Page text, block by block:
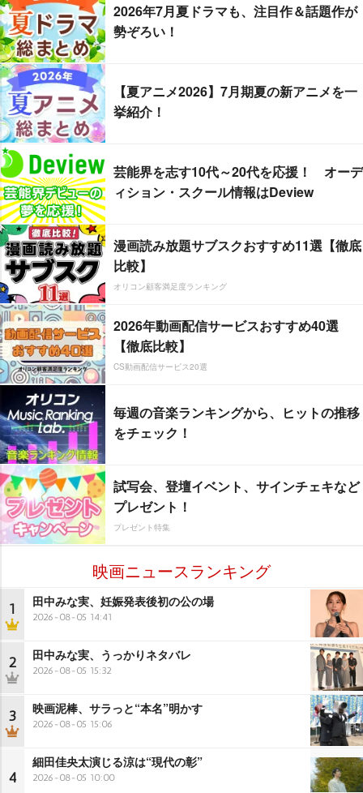
2026年7月夏ドラマも、注目作＆話題作が
勢ぞろい！
【夏アニメ2026】7月期夏の新アニメを一
挙紹介！
芸能界を志す10代～20代を応援！ オーデ
ィション・スクール情報はDeview
漫画読み放題サブスクおすすめ11選【徹底
比較】
オリコン顧客満足度ランキング
2026年動画配信サービスおすすめ40選
【徹底比較】
CS動画配信サービス20選
毎週の音楽ランキングから、ヒットの推移
をチェック！
試写会、登壇イベント、サインチェキなど
プレゼント！
プレゼント特集
映画ニュースランキング
1 田中みな実、妊娠発表後初の公の場
2026-08-05 14:41
2 田中みな実、うっかりネタバレ
2026-08-05 15:32
3 映画泥棒、サラっと“本名”明かす
2026-08-05 15:06
4
細田佳央太演じる涼は“現代の彰”
2026-08-05 10:00